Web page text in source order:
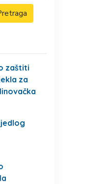
zaštiti
za